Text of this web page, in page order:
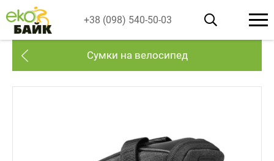
+38 (098) 540-50-03
Сумки на велосипед